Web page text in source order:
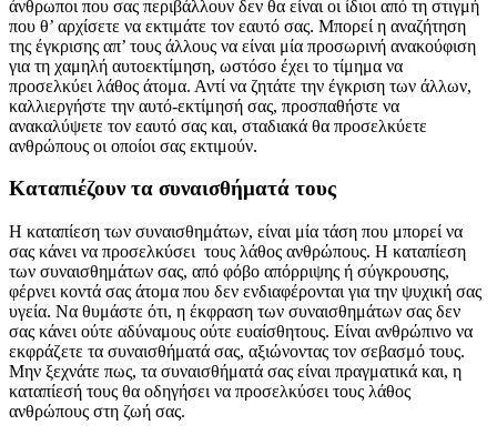
άνθρωποι που σας περιβάλλουν δεν θα είναι οι ίδιοι από τη στιγμή
που θ’ αρχίσετε να εκτιμάτε τον εαυτό σας. Μπορεί η αναζήτηση
της έγκρισης απ’ τους άλλους να είναι μία προσωρινή ανακούφιση
για τη χαμηλή αυτοεκτίμηση, ωστόσο έχει το τίμημα να
προσελκύει λάθος άτομα. Αντί να ζητάτε την έγκριση των άλλων,
καλλιεργήστε την αυτό-εκτίμησή σας, προσπαθήστε να
ανακαλύψετε τον εαυτό σας και, σταδιακά θα προσελκύετε
ανθρώπους οι οποίοι σας εκτιμούν.
Καταπιέζουν τα συναισθήματά τους
Η καταπίεση των συναισθημάτων, είναι μία τάση που μπορεί να
σας κάνει να προσελκύσει τους λάθος ανθρώπους. Η καταπίεση
των συναισθημάτων σας, από φόβο απόρριψης ή σύγκρουσης,
φέρνει κοντά σας άτομα που δεν ενδιαφέρονται για την ψυχική σας
υγεία. Να θυμάστε ότι, η έκφραση των συναισθημάτων σας δεν
σας κάνει ούτε αδύναμους ούτε ευαίσθητους. Είναι ανθρώπινο να
εκφράζετε τα συναισθήματά σας, αξιώνοντας τον σεβασμό τους.
Μην ξεχνάτε πως, τα συναισθήματά σας είναι πραγματικά και, η
καταπίεσή τους θα οδηγήσει να προσελκύσει τους λάθος
ανθρώπους στη ζωή σας.